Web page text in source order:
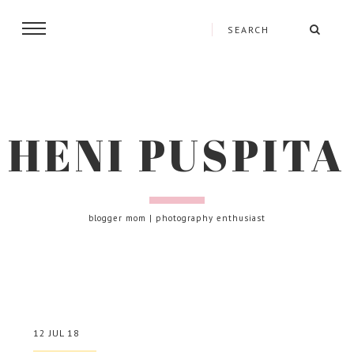
HENI PUSPITA
blogger mom | photography enthusiast
12 JUL 18